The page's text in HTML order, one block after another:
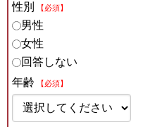
性別
【必須】
男性
女性
回答しない
年齢
【必須】